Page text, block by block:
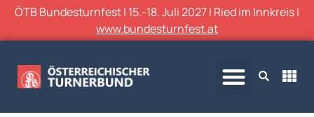
ÖTB Bundesturnfest | 15.-18. Juli 2027 | Ried im Innkreis |
www.bundesturnfest.at